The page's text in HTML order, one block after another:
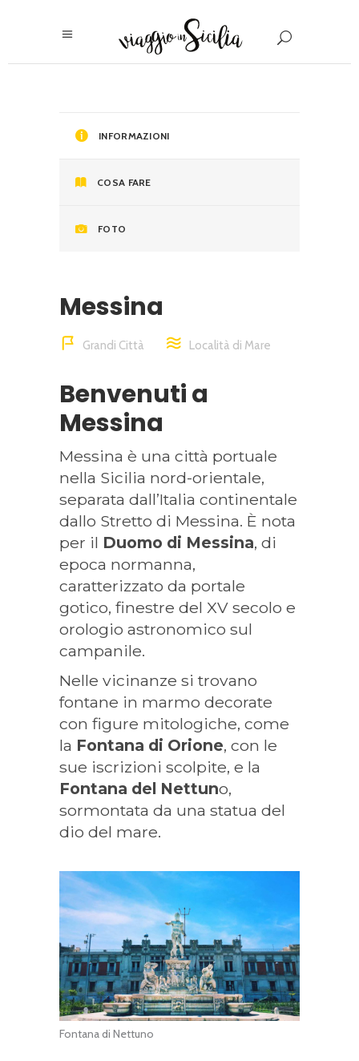
INFORMAZIONI
COSA FARE
FOTO
Messina
Grandi Città Località di Mare
Benvenuti a
Messina
Messina è una città portuale
nella Sicilia nord-orientale,
separata dall’Italia continentale
dallo Stretto di Messina. È nota
per il Duomo di Messina, di
epoca normanna,
caratterizzato da portale
gotico, finestre del XV secolo e
orologio astronomico sul
campanile.
Nelle vicinanze si trovano
fontane in marmo decorate
con figure mitologiche, come
la Fontana di Orione, con le
sue iscrizioni scolpite, e la
Fontana del Nettuno,
sormontata da una statua del
dio del mare.
Fontana di Nettuno